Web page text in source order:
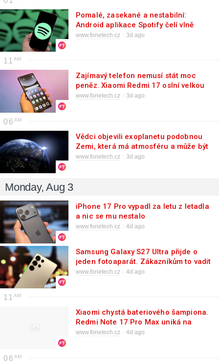
Pomalé, zasekané a nestabilní:
Android aplikace Spotify čelí vlně
kritiky
www.fonetech.cz 3d ago
11
Zajímavý telefon nemusí stát moc
peněz. Xiaomi Redmi 17 oslní velkou
baterií
www.fonetech.cz 3d ago
06
Vědci objevili exoplanetu podobnou
Zemi, která má atmosféru a může být
obyvatelná
www.fonetech.cz 3d ago
Monday, Aug 3
iPhone 17 Pro vypadl za letu z letadla
a nic se mu nestalo
www.fonetech.cz 4d ago
Samsung Galaxy S27 Ultra přijde o
jeden fotoaparát. Zákazníkům to vadit
nebude
www.fonetech.cz 4d ago
11
Xiaomi chystá bateriového šampiona.
Redmi Note 17 Pro Max uniká na
prvních renderech
www.fonetech.cz 4d ago
06